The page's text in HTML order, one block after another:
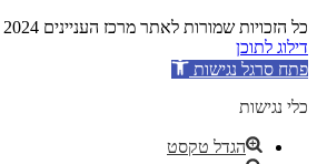
כל הזכויות שמורות לאתר מרכז העניינים 2024
דילוג לתוכן
פתח סרגל נגישות
כלי נגישות
הגדל טקסט